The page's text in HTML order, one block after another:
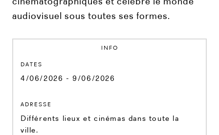
audiovisuel sous toutes ses formes.
INFO
DATES
4/06/2026 - 9/06/2026
ADRESSE
Différents lieux et cinémas dans toute la
ville.